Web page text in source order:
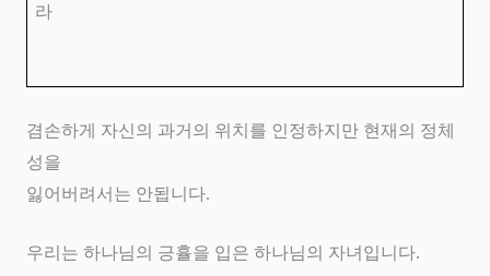
라
겸손하게 자신의 과거의 위치를 인정하지만 현재의 정체
성을
잃어버려서는 안됩니다.
우리는 하나님의 긍휼을 입은 하나님의 자녀입니다.